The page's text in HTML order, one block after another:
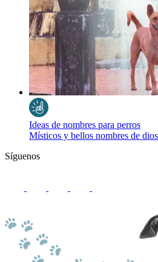
Ideas de nombres para perros
Místicos y bellos nombres de
Síguenos